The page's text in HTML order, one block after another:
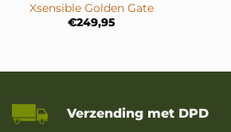
Xsensible Golden Gate
€249,95
Verzending met DPD